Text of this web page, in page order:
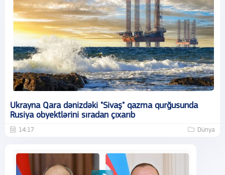
Ukrayna Qara dənizdəki "Sivaş" qazma qurğusunda
Rusiya obyektlərini sıradan çıxarıb
14:17 Dünya